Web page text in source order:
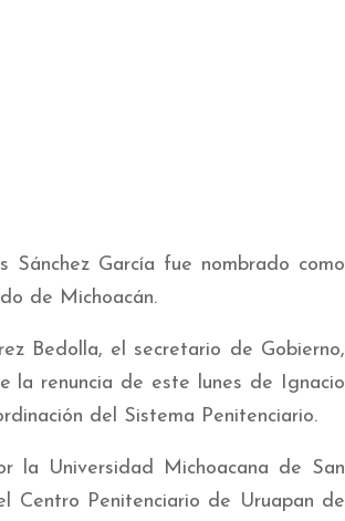
Sánchez García fue nombrado como
de Michoacán.
Bedolla, el secretario de Gobierno,
la renuncia de este lunes de Ignacio
del Sistema Penitenciario.
la Universidad Michoacana de San
Centro Penitenciario de Uruapan de